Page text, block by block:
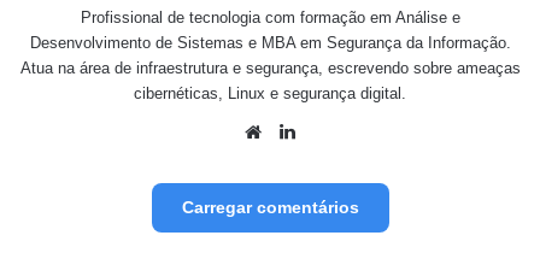
Profissional de tecnologia com formação em Análise e
Desenvolvimento de Sistemas e MBA em Segurança da Informação.
Atua na área de infraestrutura e segurança, escrevendo sobre ameaças
cibernéticas, Linux e segurança digital.
Website
Carregar comentários